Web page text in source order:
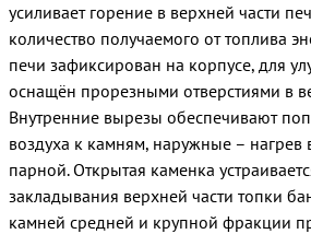
усиливает горение в верхней части
количество получаемого от топлива
печи зафиксирован на корпусе, для
оснащён прорезными отверстиями в
Внутренние вырезы обеспечивают
воздуха к камням, наружные – нагрев
парной. Открытая каменка
закладывания верхней части топки
камней средней и крупной фракции